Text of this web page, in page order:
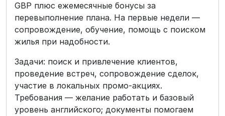
GBP плюс ежемесячные бонусы за
перевыполнение плана. На первые недели —
сопровождение, обучение, помощь с поиском
жилья при надобности.
Задачи: поиск и привлечение клиентов,
проведение встреч, сопровождение сделок,
участие в локальных промо-акциях.
Требования — желание работать и базовый
уровень английского; документы помогаем